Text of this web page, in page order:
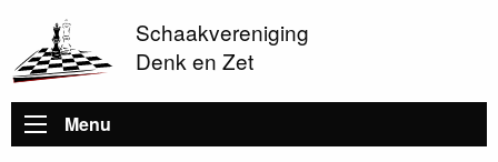
Schaakvereniging
Denk en Zet
Hoofdnavigatie
Menu